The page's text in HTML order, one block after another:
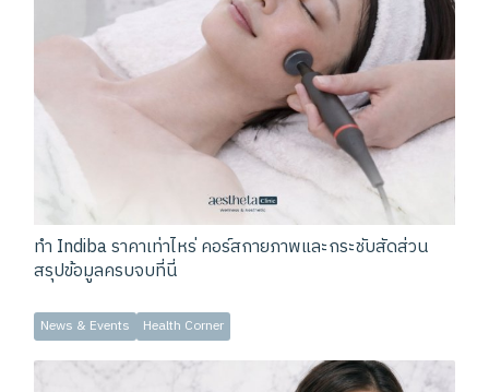
ทำ Indiba ราคาเท่าไหร่ คอร์สกายภาพและกระชับสัดส่วน
สรุปข้อมูลครบจบที่นี่
News & Events Health Corner